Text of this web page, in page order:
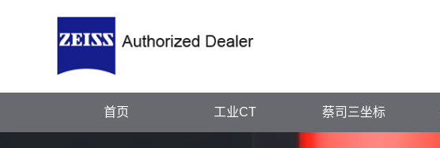
首页 工业CT 蔡司三坐标